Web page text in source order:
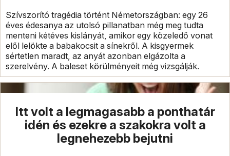
Szívszorító tragédia történt Németországban: egy 26
éves édesanya az utolsó pillanatban még meg tudta
menteni kétéves kislányát, amikor egy közeledő vonat
elől lelökte a babakocsit a sínekről. A kisgyermek
sértetlen maradt, az anyát azonban elgázolta a
szerelvény. A baleset körülményeit még vizsgálják.
Itt volt a legmagasabb a ponthatár
idén és ezekre a szakokra volt a
legnehezebb bejutni